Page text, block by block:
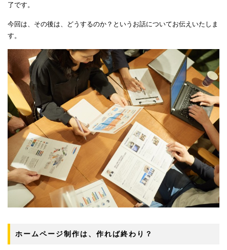
了です。
今回は、その後は、どうするのか？というお話についてお伝えいたしま
す。
ホームページ制作は、作れば終わり？